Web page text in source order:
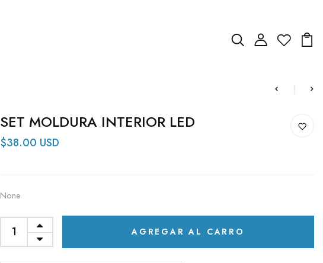
SET MOLDURA INTERIOR LED
$38.00 USD
None
AGREGAR AL CARRO